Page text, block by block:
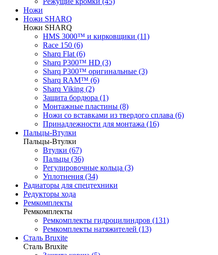
Ножи
Ножи SHARQ
Ножи SHARQ
HMS 3000™ и кирковщики (11)
Race 150 (6)
Sharq Flat (6)
Sharq P300™ HD (3)
Sharq P300™ оригинальные (3)
Sharq RAM™ (6)
Sharq Viking (2)
Защита бордюра (1)
Монтажные пластины (8)
Ножи со вставками из твердого сплава (6)
Принадлежности для монтажа (16)
Пальцы-Втулки
Пальцы-Втулки
Втулки (67)
Пальцы (36)
Регулировочные кольца (3)
Уплотнения (34)
Радиаторы для спецтехники
Редукторы хода
Ремкомплекты
Ремкомплекты
Ремкомплекты гидроцилиндров (131)
Ремкомплекты натяжителей (13)
Сталь Bruxite
Сталь Bruxite